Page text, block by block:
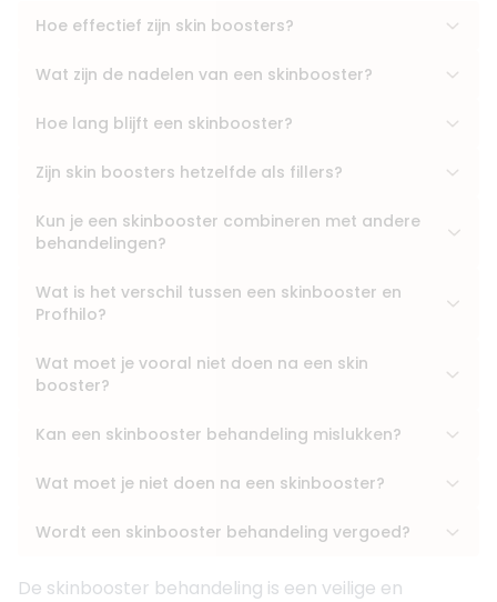
Hoe effectief zijn skin boosters?
Wat zijn de nadelen van een skinbooster?
Hoe lang blijft een skinbooster?
Zijn skin boosters hetzelfde als fillers?
Kun je een skinbooster combineren met andere
behandelingen?
Wat is het verschil tussen een skinbooster en
Profhilo?
Wat moet je vooral niet doen na een skin
booster?
Kan een skinbooster behandeling mislukken?
Wat moet je niet doen na een skinbooster?
Wordt een skinbooster behandeling vergoed?
De skinbooster behandeling is een veilige en